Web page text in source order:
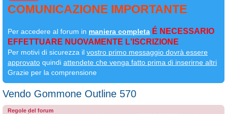
COMUNICAZIONE IMPORTANTE
Per accedere al forum in maniera completa É NECESSARIO
EFFETTUARE NUOVAMENTE L'ISCRIZIONE
Per motivi di sicurezza il vostro primo messaggio dovrà essere
approvato quindi attendete che venga fatto prima di inserirne altri
Grazie per la comprensione
Vendo Gommone Outline 570
Regole del forum